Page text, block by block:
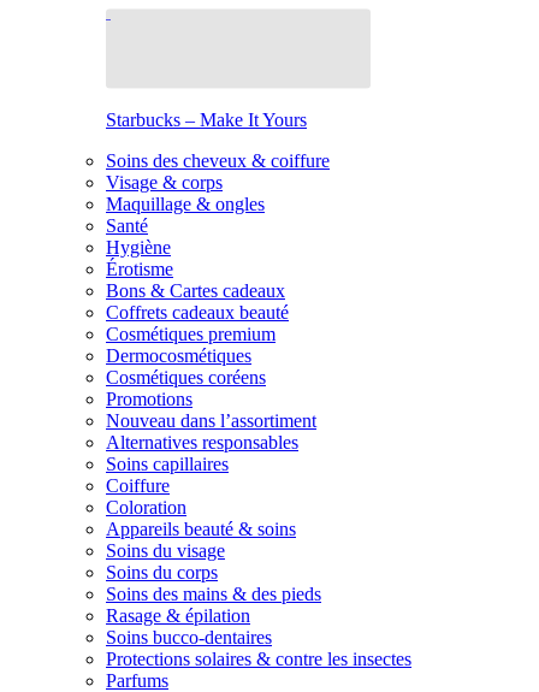
Starbucks – Make It Yours
Soins des cheveux & coiffure
Visage & corps
Maquillage & ongles
Santé
Hygiène
Érotisme
Bons & Cartes cadeaux
Coffrets cadeaux beauté
Cosmétiques premium
Dermocosmétiques
Cosmétiques coréens
Promotions
Nouveau dans l’assortiment
Alternatives responsables
Soins capillaires
Coiffure
Coloration
Appareils beauté & soins
Soins du visage
Soins du corps
Soins des mains & des pieds
Rasage & épilation
Soins bucco-dentaires
Protections solaires & contre les insectes
Parfums